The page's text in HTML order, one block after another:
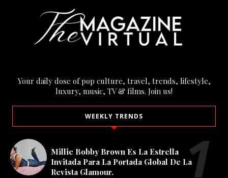
Your daily dose of pop culture, travel, trends, lifestyle,
luxury, music, TV & films. Join us!
WEEKLY TRENDS
Millie Bobby Brown Es La Estrella
Invitada Para La Portada Global De La
Revista Glamour.